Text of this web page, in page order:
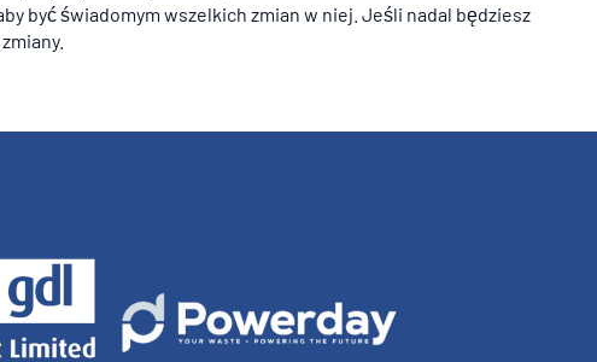
być świadomym wszelkich zmian w niej. Jeśli nadal będziesz